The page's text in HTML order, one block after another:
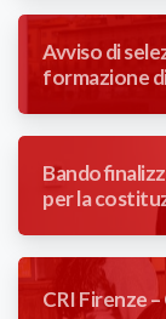
Avviso di
formazione
Bando
per la
Addetta/o
CRI Firenze